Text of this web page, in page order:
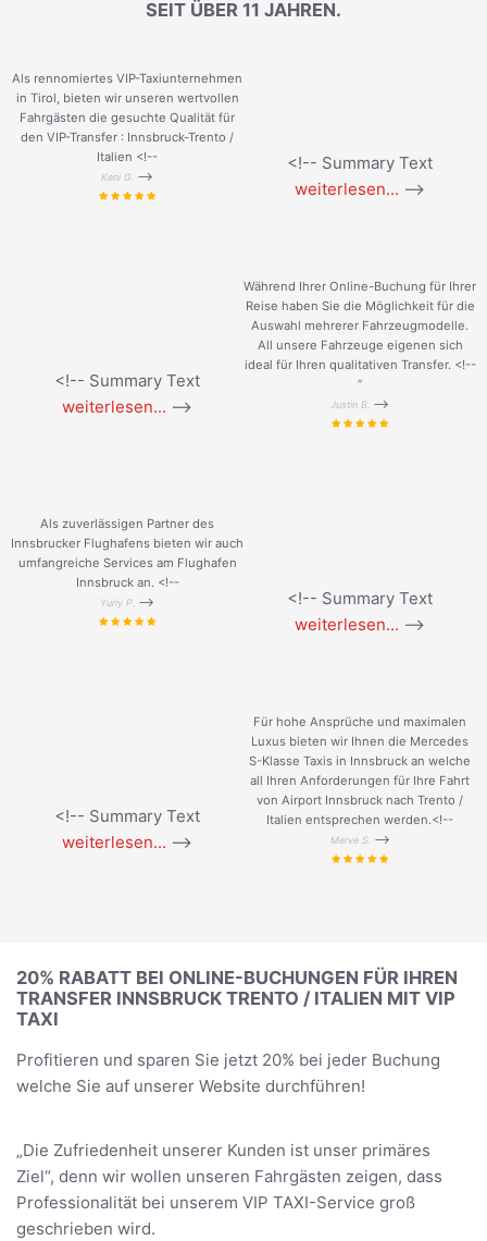
SEIT ÜBER 11 JAHREN.
Als rennomiertes VIP-Taxiunternehmen
in Tirol, bieten wir unseren wertvollen
Fahrgästen die gesuchte Qualität für
den VIP-Transfer : Innsbruck-Trento /
Italien <!--
Keni G. -->
<!-- Summary Text
weiterlesen... -->
<!-- Summary Text
weiterlesen... -->
Während Ihrer Online-Buchung für Ihrer
Reise haben Sie die Möglichkeit für die
Auswahl mehrerer Fahrzeugmodelle.
All unsere Fahrzeuge eigenen sich
ideal für Ihren qualitativen Transfer. <!--
”
Justin B. -->
Als zuverlässigen Partner des
Innsbrucker Flughafens bieten wir auch
umfangreiche Services am Flughafen
Innsbruck an. <!--
Yuriy P. -->
<!-- Summary Text
weiterlesen... -->
<!-- Summary Text
weiterlesen... -->
Für hohe Ansprüche und maximalen
Luxus bieten wir Ihnen die Mercedes
S-Klasse Taxis in Innsbruck an welche
all Ihren Anforderungen für Ihre Fahrt
von Airport Innsbruck nach Trento /
Italien entsprechen werden.<!--
Merve S. -->
20% RABATT BEI ONLINE-BUCHUNGEN FÜR IHREN
TRANSFER INNSBRUCK TRENTO / ITALIEN MIT VIP
TAXI
Profitieren und sparen Sie jetzt 20% bei jeder Buchung
welche Sie auf unserer Website durchführen!
„Die Zufriedenheit unserer Kunden ist unser primäres
Ziel“, denn wir wollen unseren Fahrgästen zeigen, dass
Professionalität bei unserem VIP TAXI-Service groß
geschrieben wird.